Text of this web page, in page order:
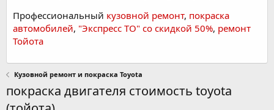
Профессиональный кузовной ремонт, покраска
автомобилей, "Экспресс ТО" со скидкой 50%, ремонт
Тойота
Кузовной ремонт и покраска Toyota
покраска двигателя стоимость toyota